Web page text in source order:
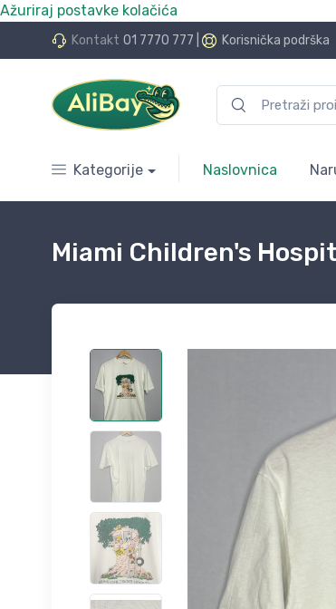
Ažuriraj postavke kolačića
Kontakt 01 7770 777 Korisnička podrška
24 rate bez kamata
Kategorije Naslovnica
Miami Children's